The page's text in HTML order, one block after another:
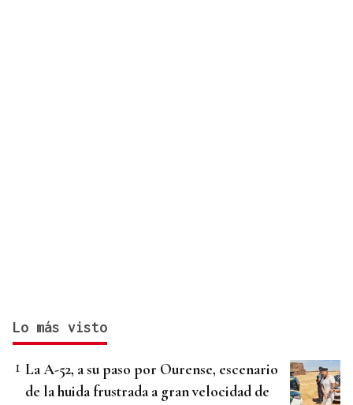
Lo más visto
La A-52, a su paso por Ourense, escenario
de la huida frustrada a gran velocidad de